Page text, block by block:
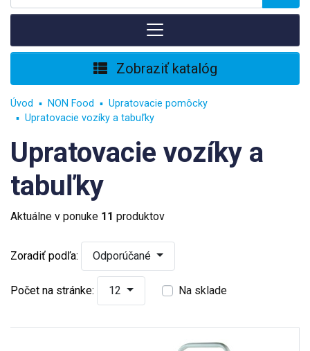
Zobraziť katalóg
Úvod NON Food
Upratovacie pomôcky
Upratovacie vozíky a tabuľky
Upratovacie vozíky a
tabuľky
Aktuálne v ponuke 11 produktov
Zoradiť podľa: Odporúčané
Počet na stránke: 12 Na sklade